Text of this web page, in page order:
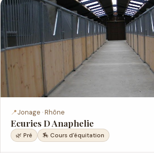
📍Jonage · Rhône
Ecuries D Anaphelie
🌿 Pré 🏇 Cours d'équitation